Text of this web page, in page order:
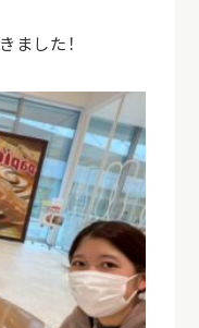
ました！